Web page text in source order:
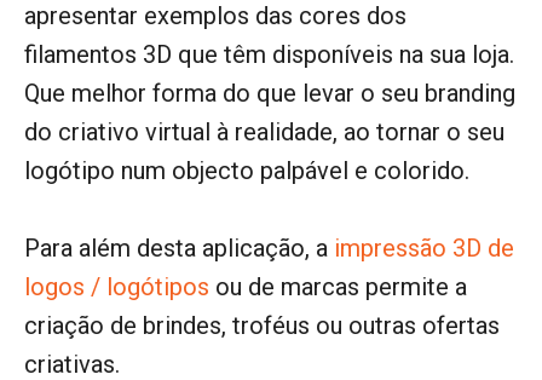
apresentar exemplos das cores dos
filamentos 3D que têm disponíveis na sua loja.
Que melhor forma do que levar o seu branding
do criativo virtual à realidade, ao tornar o seu
logótipo num objecto palpável e colorido.
Para além desta aplicação, a impressão 3D de
logos / logótipos ou de marcas permite a
criação de brindes, troféus ou outras ofertas
criativas.